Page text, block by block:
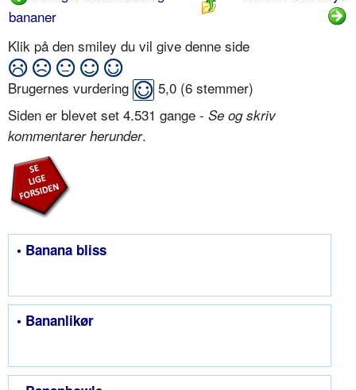
bananer
Klik på den smiley du vil give denne side
Brugernes vurdering 5,0 (6 stemmer)
Siden er blevet set 4.531 gange - Se og skriv
kommentarer herunder.
• Banana bliss
• Bananlikør